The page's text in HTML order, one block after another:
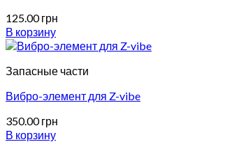
125.00грн
В корзину
Запасные части
Вибро-элемент для Z-vibe
350.00грн
В корзину